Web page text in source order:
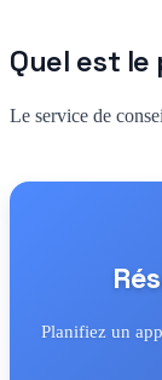
Quel est
Le service de
Planifiez un